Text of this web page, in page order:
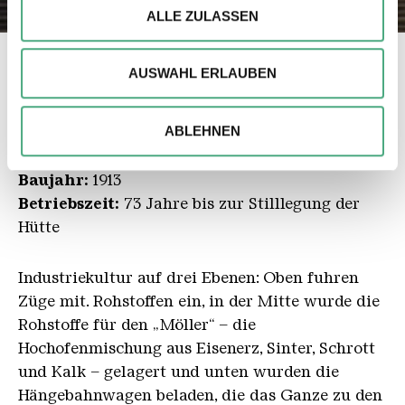
Wir verwenden ggfs. Cookies, um Inhalte und Anzeigen
können und die Zugriffe auf unsere Website zu
analysieren. Außerdem geben wir ggfs. Informationen zu
Ihrer Verwendung unserer Website an unsere Partner für
Partner führen diese Informationen möglicherweise mit
weiteren Daten zusammen, die Sie ihnen bereitgestellt
haben oder die sie im Rahmen Ihrer Nutzung der Dienste
gesammelt haben.
ALLE ZULASSEN
AUSWAHL ERLAUBEN
ABLEHNEN
Die Möllerhalle
Baujahr: 1913
Betriebszeit: 73 Jahre bis zur Stilllegung der
Hütte
Industriekultur auf drei Ebenen: Oben fuhren
Züge mit. Rohstoffen ein, in der Mitte wurde die
Rohstoffe für den „Möller“ – die
Hochofenmischung aus Eisenerz, Sinter, Schrott
und Kalk – gelagert und unten wurden die
Hängebahnwagen beladen, die das Ganze zu den